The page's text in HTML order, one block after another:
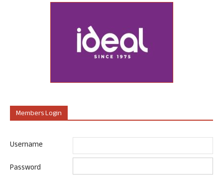
Members Login
Username
Password